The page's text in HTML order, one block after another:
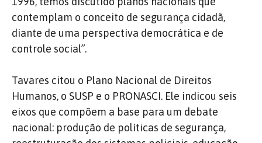
contemplam o conceito de segurança cidadã,
diante de uma perspectiva democrática e de
controle social”.
Tavares citou o Plano Nacional de Direitos
Humanos, o SUSP e o PRONASCI. Ele indicou seis
eixos que compõem a base para um debate
nacional: produção de políticas de segurança,